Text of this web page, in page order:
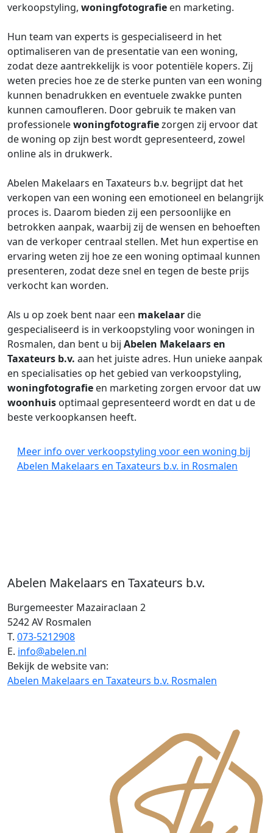
Abelen Makelaars en Taxateurs b.v.
Burgemeester Mazairaclaan 2
5242 AV Rosmalen
T. 073-5212908
E. info@abelen.nl
Bekijk de website van:
Abelen Makelaars en Taxateurs b.v. Rosmalen
verkoopstyling, woningfotografie en marketing.
Hun team van experts is gespecialiseerd in het
optimaliseren van de presentatie van een woning,
zodat deze aantrekkelijk is voor potentiële kopers. Zij
weten precies hoe ze de sterke punten van een woning
kunnen benadrukken en eventuele zwakke punten
kunnen camoufleren. Door gebruik te maken van
professionelewoningfotografiezorgen zij ervoor dat
de woning op zijn best wordt gepresenteerd, zowel
online als in drukwerk.
Abelen Makelaars en Taxateurs b.v. begrijpt dat het
verkopen van een woning een emotioneel en belangrijk
proces is. Daarom bieden zij een persoonlijke en
betrokken aanpak, waarbij zij de wensen en behoeften
van de verkoper centraal stellen. Met hun expertise en
ervaring weten zij hoe ze een woning optimaal kunnen
presenteren, zodat deze snel en tegen de beste prijs
verkocht kan worden.
Als u op zoek bent naar een makelaardie
gespecialiseerd is in verkoopstyling voor woningen in
Rosmalen, dan bent u bij Abelen Makelaars en
Taxateurs b.v. aan het juiste adres. Hun unieke aanpak
en specialisaties op het gebied van verkoopstyling,
woningfotografie en marketing zorgen ervoor dat uw
woonhuis optimaal gepresenteerd wordt en dat u de
beste verkoopkansen heeft.
Meer info over verkoopstyling voor een woning bij
Abelen Makelaars en Taxateurs b.v. in Rosmalen